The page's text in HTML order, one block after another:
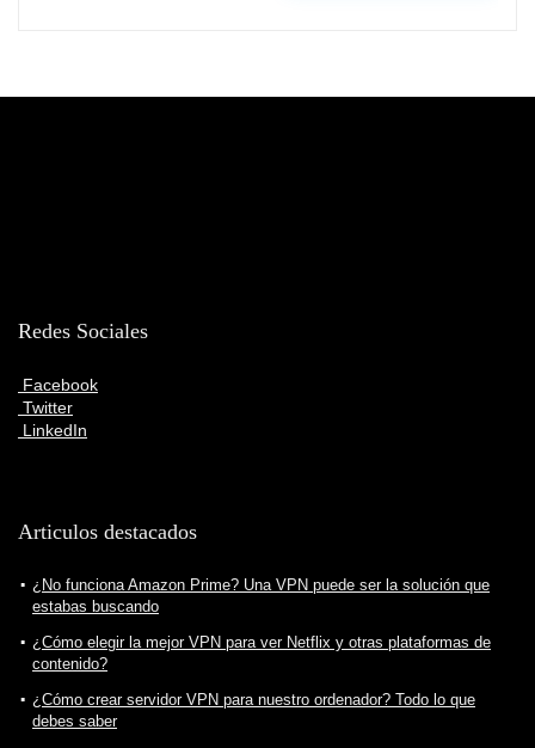
Redes Sociales
Facebook
Twitter
LinkedIn
Articulos destacados
¿No funciona Amazon Prime? Una VPN puede ser la solución que
estabas buscando
¿Cómo elegir la mejor VPN para ver Netflix y otras plataformas de
contenido?
¿Cómo crear servidor VPN para nuestro ordenador? Todo lo que
debes saber